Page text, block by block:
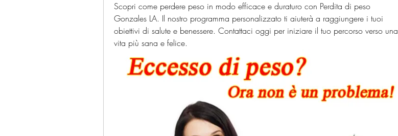
Scopri come perdere peso in modo efficace e duraturo con Perdita di peso
Gonzales LA. Il nostro programma personalizzato ti aiuterà a raggiungere i tuoi
obiettivi di salute e benessere. Contattaci oggi per iniziare il tuo percorso verso una
vita più sana e felice.